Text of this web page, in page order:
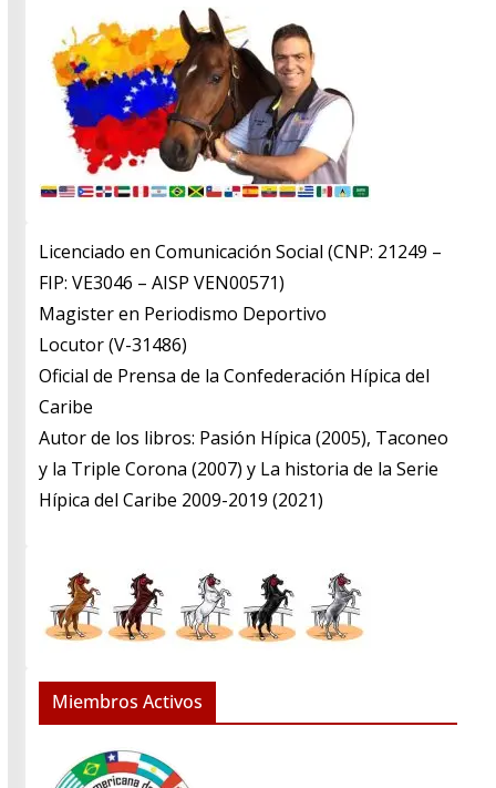
Licenciado en Comunicación Social (CNP: 21249 –
FIP: VE3046 – AISP VEN00571)
​Magister en Periodismo Deportivo
​Locutor (V-31486)
​Oficial de Prensa de la Confederación Hípica del
Caribe
​Autor de los libros: Pasión Hípica (2005), Taconeo
y la Triple Corona (2007) y La historia de la Serie
Hípica del Caribe 2009-2019 (2021)
Miembros Activos